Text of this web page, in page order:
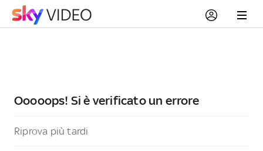
Ooooops! Si è verificato un errore
Riprova più tardi